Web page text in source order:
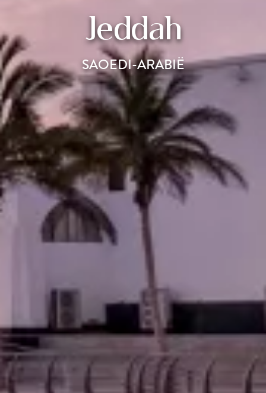
Jeddah
SAOEDI-ARABIË